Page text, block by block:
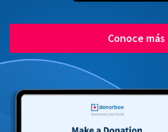
Conoce más